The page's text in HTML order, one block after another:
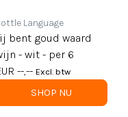
Language
bent goud waard
- wit - per 6
--,-- Excl. btw
SHOP NU